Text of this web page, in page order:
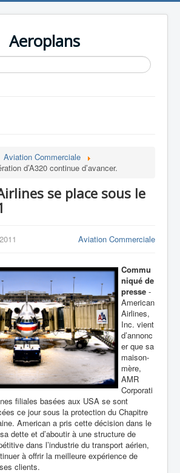
Aeroplans
Aviation Commerciale
d’A320 continue d’avancer.
se place sous le
Aviation Commerciale
Commu
niqué de
presse -
American
Airlines,
Inc. vient
d’annonc
er que sa
maison-
mère,
AMR
Corporati
filiales basées aux USA se sont
ce jour sous la protection du Chapitre
American a pris cette décision dans le
dette et d’aboutir à une structure de
dans l’industrie du transport aérien,
à offrir la meilleure expérience de
clients.